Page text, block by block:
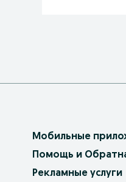
Мобильные
Помощь и
Рекламные услуги